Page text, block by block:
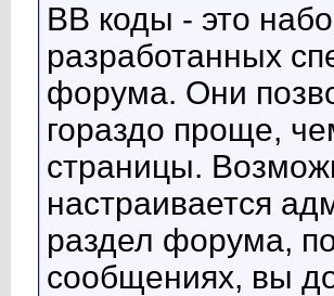
BB коды - это
разработанных
форума. Они
гораздо проще,
страницы.
настраивается
раздел форума,
сообщениях, вы